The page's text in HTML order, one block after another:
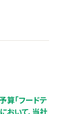
「フードテ
おいて、当社